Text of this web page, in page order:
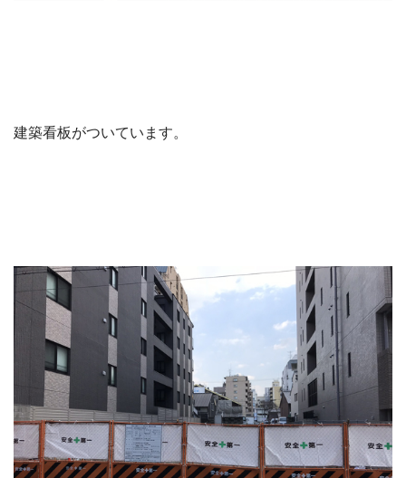
建築看板がついています。